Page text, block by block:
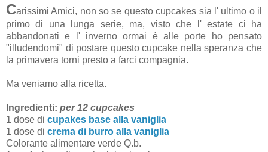
Carissimi Amici, non so se questo cupcakes sia l' ultimo o il
primo di una lunga serie, ma, visto che l' estate ci ha
abbandonati e l' inverno ormai è alle porte ho pensato
"illudendomi" di postare questo cupcake nella speranza che
la primavera torni presto a farci compagnia.
Ma veniamo alla ricetta.
Ingredienti: per 12 cupcakes
1 dose di cupakes base alla vaniglia
1 dose di crema di burro alla vaniglia
Colorante alimentare verde Q.b.